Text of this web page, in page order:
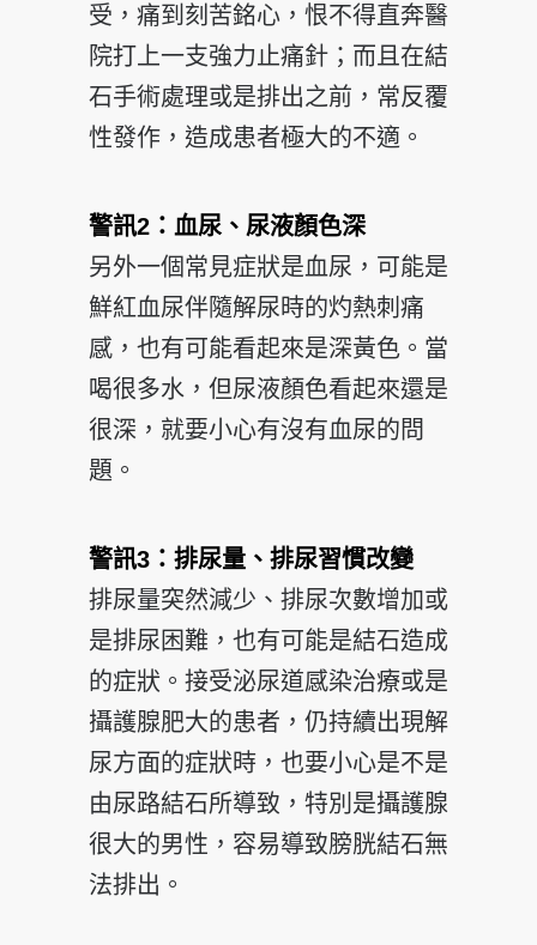
受，痛到刻苦銘心，恨不得直奔醫
院打上一支強力止痛針；而且在結
石手術處理或是排出之前，常反覆
性發作，造成患者極大的不適。
警訊2：血尿、尿液顏色深
另外一個常見症狀是血尿，可能是
鮮紅血尿伴隨解尿時的灼熱刺痛
感，也有可能看起來是深黃色。當
喝很多水，但尿液顏色看起來還是
很深，就要小心有沒有血尿的問
題。
警訊3：排尿量、排尿習慣改變
排尿量突然減少、排尿次數增加或
是排尿困難，也有可能是結石造成
的症狀。接受泌尿道感染治療或是
攝護腺肥大的患者，仍持續出現解
尿方面的症狀時，也要小心是不是
由尿路結石所導致，特別是攝護腺
很大的男性，容易導致膀胱結石無
法排出。